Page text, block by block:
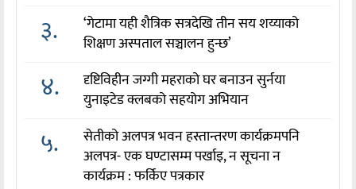
३.
‘गेटामा यही शैत्रिक सत्रदेखि तीन सय शय्याको
शिक्षण अस्पताल सञ्चालन हुन्छ’
४.
दृष्टिविहीन जग्गी महराको घर बनाउन सुर्नया
युनाइटेड क्लबको सहयोग अभियान
५.
सेतीको अलपत्र भवन हस्तान्तरण कार्यक्रमपनि
अलपत्र- एक घण्टासम्म पर्खाइ, न सूचना न
कार्यक्रम : फर्किए पत्रकार